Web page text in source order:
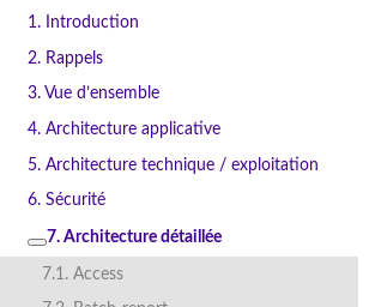
1. Introduction
2. Rappels
3. Vue d’ensemble
4. Architecture applicative
5. Architecture technique / exploitation
6. Sécurité
7. Architecture détaillée
7.1. Access